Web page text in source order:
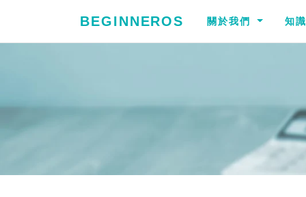
BEGINNEROS 關於我們 知